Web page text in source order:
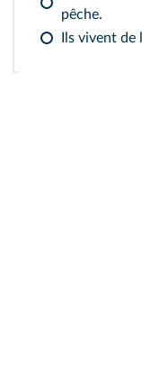
pêche.
Ils vivent